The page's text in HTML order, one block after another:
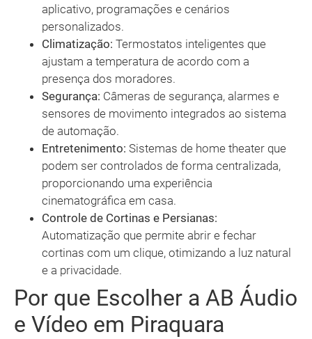
aplicativo, programações e cenários
personalizados.
Climatização: Termostatos inteligentes que
ajustam a temperatura de acordo com a
presença dos moradores.
Segurança: Câmeras de segurança, alarmes e
sensores de movimento integrados ao sistema
de automação.
Entretenimento: Sistemas de home theater que
podem ser controlados de forma centralizada,
proporcionando uma experiência
cinematográfica em casa.
Controle de Cortinas e Persianas:
Automatização que permite abrir e fechar
cortinas com um clique, otimizando a luz natural
e a privacidade.
Por que Escolher a AB Áudio
e Vídeo em Piraquara